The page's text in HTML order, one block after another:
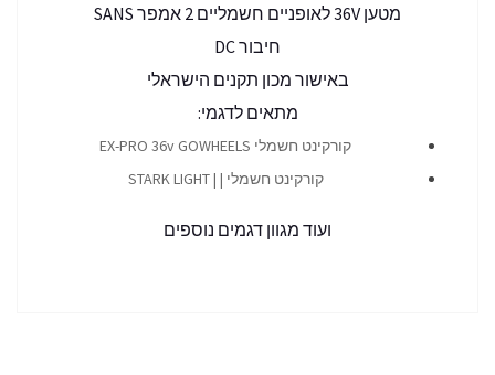
מטען 36V לאופניים חשמליים 2 אמפר SANS
חיבור DC
באישור מכון תקנים הישראלי
מתאים לדגמי:
קורקינט חשמלי EX-PRO 36v GOWHEELS
קורקינט חשמלי | | STARK LIGHT
ועוד מגוון דגמים נוספים